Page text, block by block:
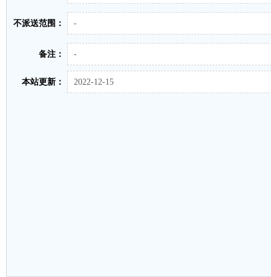
不派送范围： -
备注： -
本站更新： 2022-12-15